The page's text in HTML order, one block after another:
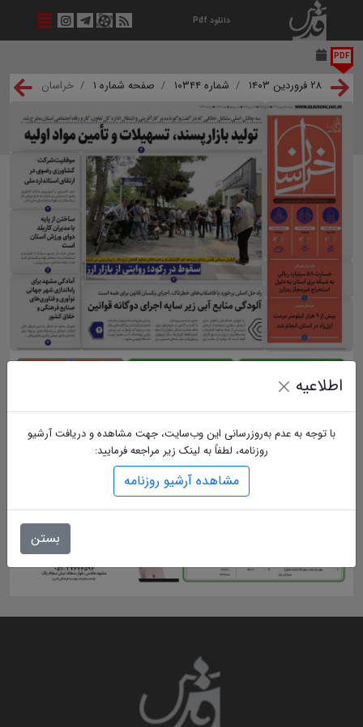
دانلود Pdf
PDF
۲۸ فروردین ۱۴۰۳ شماره ۱۰۳۴۴ صفحه شماره ۱ خراسان
اطلاعیه
با توجه به عدم به‌روزرسانی این وب‌سایت، جهت مشاهده و دریافت آرشیو
روزنامه، لطفاً به لینک زیر مراجعه فرمایید:
مشاهده آرشیو روزنامه
بستن